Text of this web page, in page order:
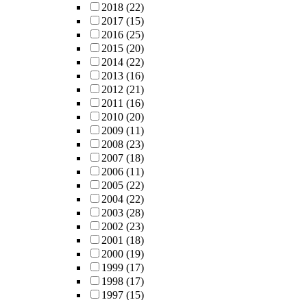
2018 (22)
2017 (15)
2016 (25)
2015 (20)
2014 (22)
2013 (16)
2012 (21)
2011 (16)
2010 (20)
2009 (11)
2008 (23)
2007 (18)
2006 (11)
2005 (22)
2004 (22)
2003 (28)
2002 (23)
2001 (18)
2000 (19)
1999 (17)
1998 (17)
1997 (15)